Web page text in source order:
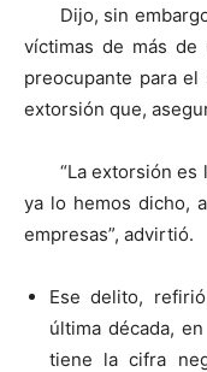
Dijo, sin
víctimas de más de
preocupante para
extorsión que,
“La extorsión es
ya lo hemos dicho,
empresas”, advirtió.
Ese delito,
última década,
tiene la cifra